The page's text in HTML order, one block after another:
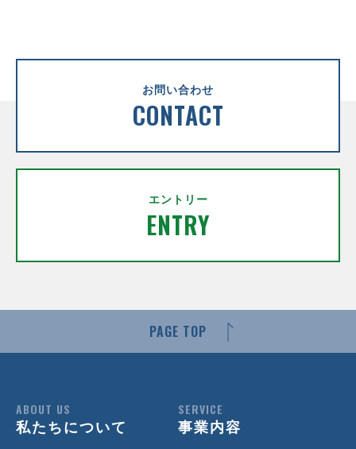
お問い合わせ
CONTACT
エントリー
ENTRY
ABOUT US
私たちについて
SERVICE
事業内容
PAGE TOP